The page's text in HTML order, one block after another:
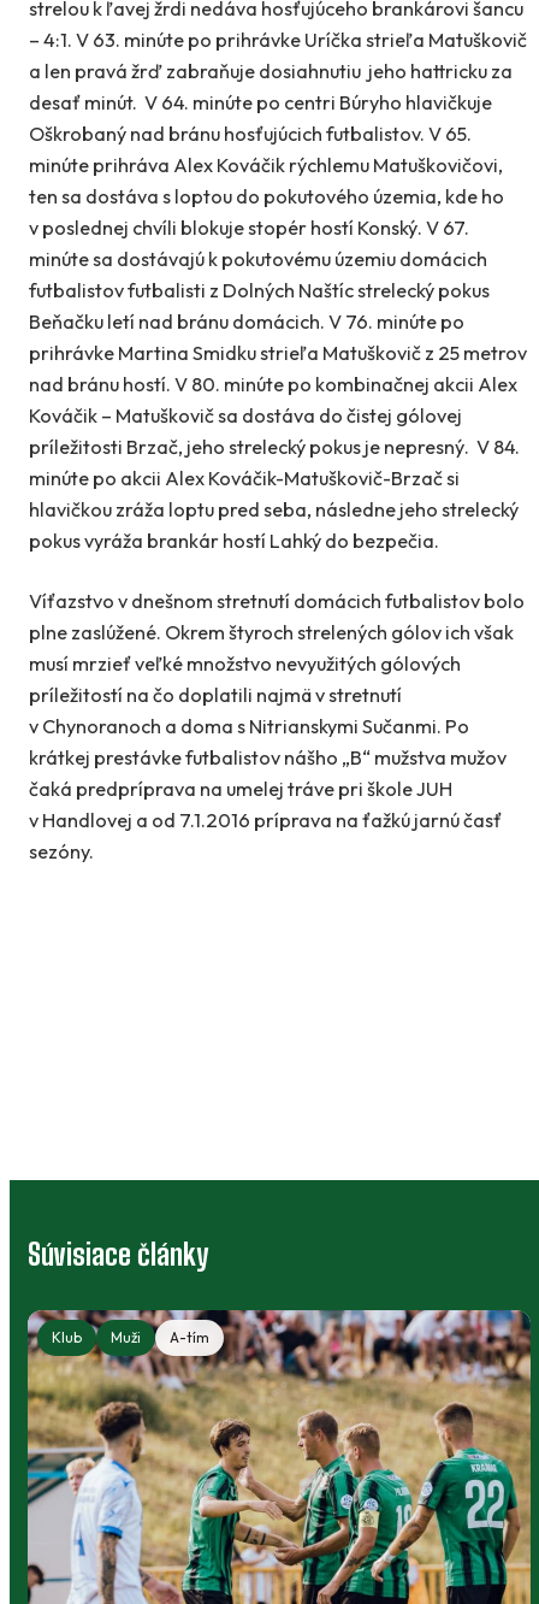
strelou k ľavej žrdi nedáva hosťujúceho brankárovi šancu
– 4:1. V 63. minúte po prihrávke Uríčka strieľa Matuškovič
a len pravá žrď zabraňuje dosiahnutiu jeho hattricku za
desať minút. V 64. minúte po centri Búryho hlavičkuje
Oškrobaný nad bránu hosťujúcich futbalistov. V 65.
minúte prihráva Alex Kováčik rýchlemu Matuškovičovi,
ten sa dostáva s loptou do pokutového územia, kde ho
v poslednej chvíli blokuje stopér hostí Konský. V 67.
minúte sa dostávajú k pokutovému územiu domácich
futbalistov futbalisti z Dolných Naštíc strelecký pokus
Beňačku letí nad bránu domácich. V 76. minúte po
prihrávke Martina Smidku strieľa Matuškovič z 25 metrov
nad bránu hostí. V 80. minúte po kombinačnej akcii Alex
Kováčik – Matuškovič sa dostáva do čistej gólovej
príležitosti Brzač, jeho strelecký pokus je nepresný. V 84.
minúte po akcii Alex Kováčik-Matuškovič-Brzač si
hlavičkou zráža loptu pred seba, následne jeho strelecký
pokus vyráža brankár hostí Lahký do bezpečia.
Víťazstvo v dnešnom stretnutí domácich futbalistov bolo
plne zaslúžené. Okrem štyroch strelených gólov ich však
musí mrzieť veľké množstvo nevyužitých gólových
príležitostí na čo doplatili najmä v stretnutí
v Chynoranoch a doma s Nitrianskymi Sučanmi. Po
krátkej prestávke futbalistov nášho „B“ mužstva mužov
čaká predpríprava na umelej tráve pri škole JUH
v Handlovej a od 7.1.2016 príprava na ťažkú jarnú časť
sezóny.
Súvisiace články
Klub Muži A-tím